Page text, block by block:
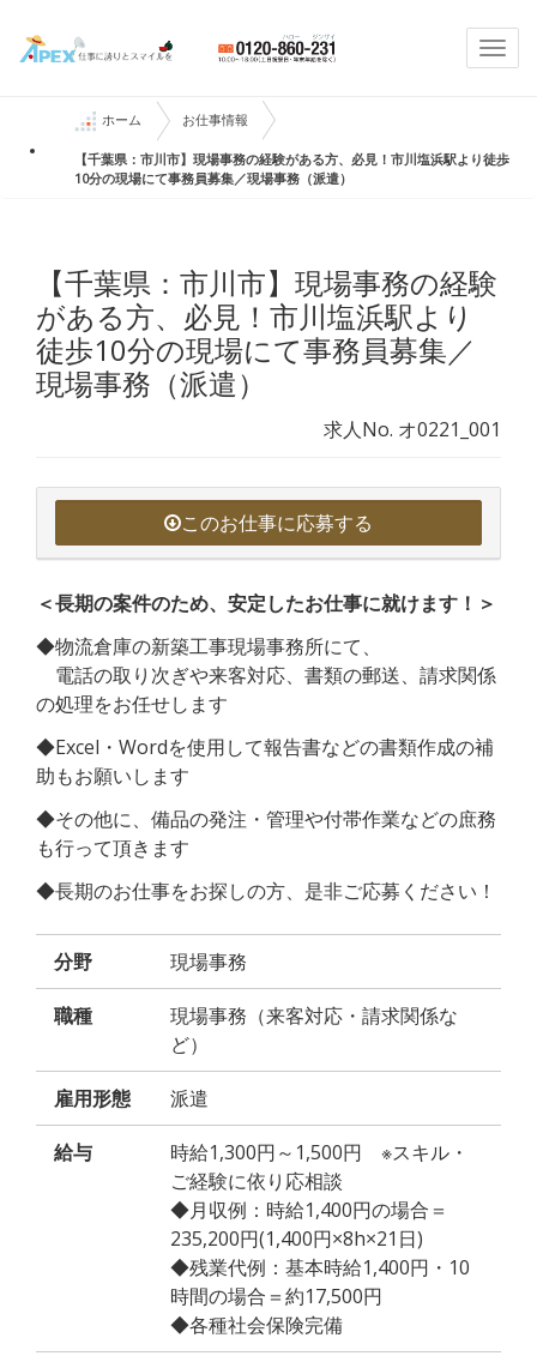
ホーム お仕事情報
【千葉県：市川市】現場事務の経験がある方、必見！市川塩浜駅より徒歩
10分の現場にて事務員募集／現場事務（派遣）
【千葉県：市川市】現場事務の経験
がある方、必見！市川塩浜駅より
徒歩10分の現場にて事務員募集／
現場事務（派遣）
求人No. オ0221_001
このお仕事に応募する
＜長期の案件のため、安定したお仕事に就けます！＞
◆物流倉庫の新築工事現場事務所にて、
電話の取り次ぎや来客対応、書類の郵送、請求関係
の処理をお任せします
◆Excel・Wordを使用して報告書などの書類作成の補
助もお願いします
◆その他に、備品の発注・管理や付帯作業などの庶務
も行って頂きます
◆長期のお仕事をお探しの方、是非ご応募ください！
分野 現場事務
職種
現場事務（来客対応・請求関係な
ど）
雇用形態 派遣
給与
時給1,300円～1,500円 ※スキル・
ご経験に依り応相談
◆月収例：時給1,400円の場合＝
235,200円(1,400円×8h×21日)
◆残業代例：基本時給1,400円・10
時間の場合＝約17,500円
◆各種社会保険完備